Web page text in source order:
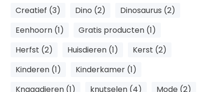
Creatief (3)
Dino (2)
Dinosaurus (2)
Eenhoorn (1)
Gratis producten (1)
Herfst (2)
Huisdieren (1)
Kerst (2)
Kinderen (1)
Kinderkamer (1)
Knaagdieren (1)
knutselen (4)
Mode (2)